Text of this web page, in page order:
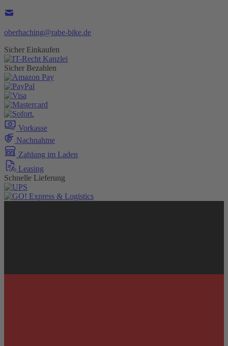
oberhaching@rabe-bike.de
Sicher Einkaufen
Sicher Bezahlen
Vorkasse
Nachnahme
Zahlung im Laden
Leasing
Schnelle Lieferung